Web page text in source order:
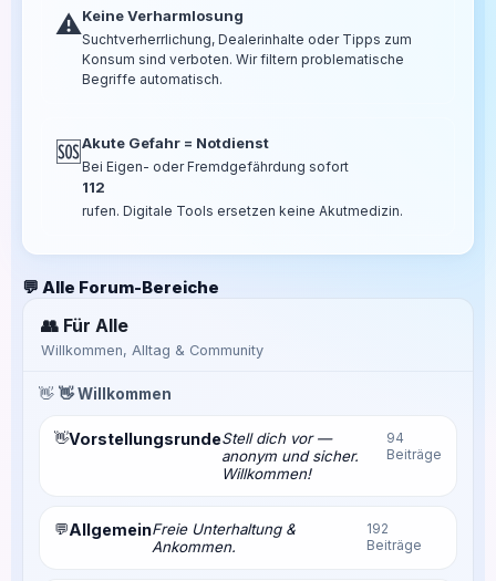
⚠️Keine Verharmlosung
Suchtverherrlichung, Dealerinhalte oder Tipps zum
Konsum sind verboten. Wir filtern problematische
Begriffe automatisch.
🆘Akute Gefahr = Notdienst
Bei Eigen- oder Fremdgefährdung sofort
112
rufen. Digitale Tools ersetzen keine Akutmedizin.
💬 Alle Forum-Bereiche
👥 Für Alle
Willkommen, Alltag & Community
👋 👋 Willkommen
👋VorstellungsrundeStell dich vor —
anonym und sicher.
Willkommen!
94
Beiträge
💬AllgemeinFreie Unterhaltung &
Ankommen.
192
Beiträge